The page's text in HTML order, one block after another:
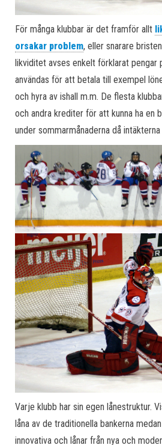
För många klubbar är det framför allt
orsakar problem, eller snarare
likviditet avses enkelt förklarat pengar
användas för att betala till exempel
och hyra av ishall m.m. De flesta
och andra krediter för att kunna ha en
under sommarmånaderna då
Varje klubb har sin egen lånestruktur.
låna av de traditionella bankerna
innovativa och lånar från nya och